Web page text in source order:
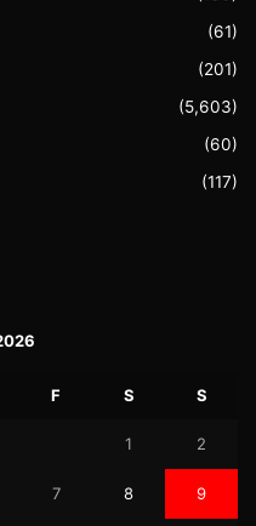
(61)
(201)
(5,603)
(60)
(117)
F S S
1 2
7 8 9